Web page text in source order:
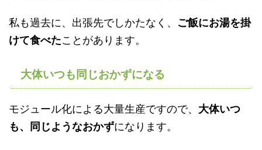
私も過去に、出張先でしかたなく、 ご飯にお湯を掛
けて食べたことがあります。
大体いつも同じおかずになる
モジュール化による大量生産ですので、 大体いつ
も、同じようなおかずになります。